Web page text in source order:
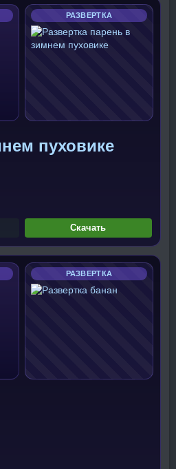
РАЗВЕРТКА
пуховике
Скачать
РАЗВЕРТКА